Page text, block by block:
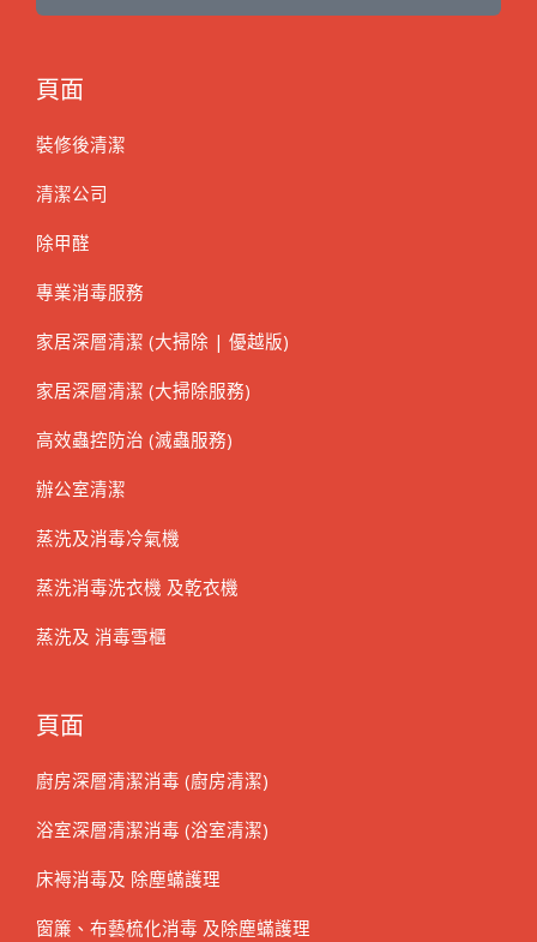
頁面
裝修後清潔
清潔公司
除甲醛
專業消毒服務
家居深層清潔 (大掃除 | 優越版)
家居深層清潔 (大掃除服務)
高效蟲控防治 (滅蟲服務)
辦公室清潔
蒸洗及消毒冷氣機
蒸洗消毒洗衣機 及乾衣機
蒸洗及 消毒雪櫃
頁面
廚房深層清潔消毒 (廚房清潔)
浴室深層清潔消毒 (浴室清潔)
床褥消毒及 除塵蟎護理
窗簾、布藝梳化消毒 及除塵蟎護理